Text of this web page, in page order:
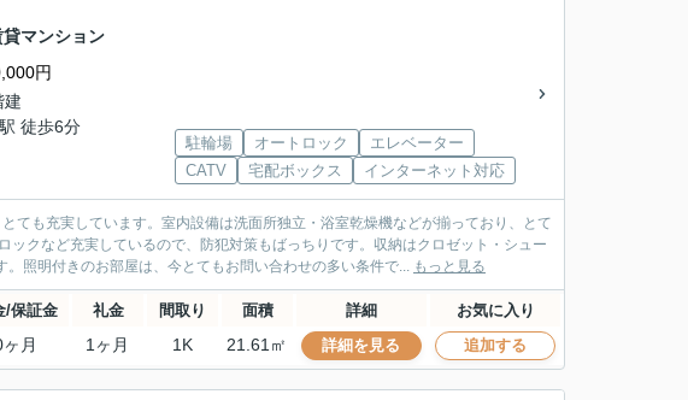
マンション
円
建
駅 徒歩6分
駐輪場 オートロック
エレベーター
CATV
宅配ボックス インターネット対応
ても充実しています。室内設備は洗面所独立・浴室乾燥機などが揃っており、とて
クなど充実しているので、防犯対策もばっちりです。収納はクロゼット・シュー
照明付きのお部屋は、今とてもお問い合わせの多い条件で... もっと見る
/保証金 礼金 間取り 面積 詳細 お気に入り
月 1ヶ月 1K 21.61㎡ 詳細を見る 追加する